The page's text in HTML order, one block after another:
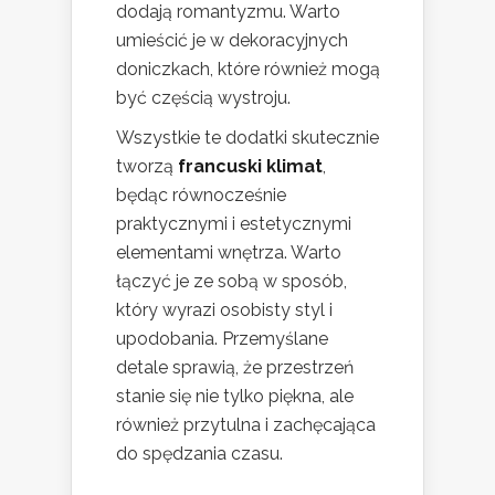
dodają romantyzmu. Warto
umieścić je w dekoracyjnych
doniczkach, które również mogą
być częścią wystroju.
Wszystkie te dodatki skutecznie
tworzą francuski klimat,
będąc równocześnie
praktycznymi i estetycznymi
elementami wnętrza. Warto
łączyć je ze sobą w sposób,
który wyrazi osobisty styl i
upodobania. Przemyślane
detale sprawią, że przestrzeń
stanie się nie tylko piękna, ale
również przytulna i zachęcająca
do spędzania czasu.